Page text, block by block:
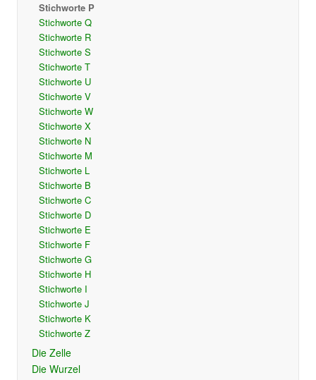
Stichworte P
Stichworte Q
Stichworte R
Stichworte S
Stichworte T
Stichworte U
Stichworte V
Stichworte W
Stichworte X
Stichworte N
Stichworte M
Stichworte L
Stichworte B
Stichworte C
Stichworte D
Stichworte E
Stichworte F
Stichworte G
Stichworte H
Stichworte I
Stichworte J
Stichworte K
Stichworte Z
Die Zelle
Die Wurzel